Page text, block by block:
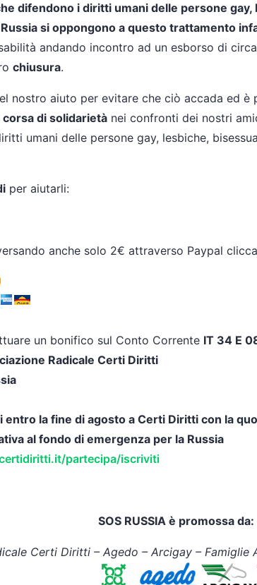
difendono i diritti umani delle persone
si oppongono a questo trattamento
andando incontro ad un esborso di
chiusura.
nostro aiuto per evitare che ciò accada ed è
corsa di solidarietà nei confronti dei nostri
umani delle persone gay, lesbiche,
per aiutarli:
anche solo 2€ attraverso Paypal
un bonifico sul Conto Corrente IT 34 E
Radicale Certi Diritti
entro la fine di agosto a Certi Diritti con la
al fondo di emergenza per la Russia
partecipa/iscriviti
SOS RUSSIA è promossa da:
Certi Diritti – Agedo – Arcigay – Famiglie